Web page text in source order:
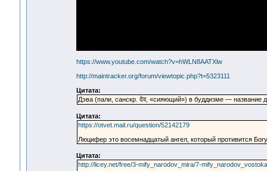
https://www.youtube.com/watch?v=hWLN8AATXlw
http://maintracker.org/forum/viewtopic.php?t=5323111
Цитата:
Дэва (пали, санскр. देव, «сияющий») в буддизме — название
Цитата:
https://otvet.mail.ru/question/52142179
Люцифер это восемнадцатый ангел, который противится
Цитата:
http://licey.net/free/3-mify_narodov_mira/7-